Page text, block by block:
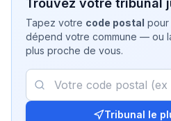
Trouvez votre tribunal
Tapez votre code postal pour
dépend votre commune — ou
plus proche de vous.
Tribunal le